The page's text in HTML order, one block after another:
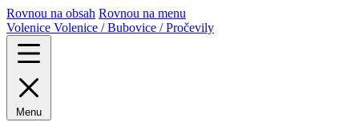
Rovnou na obsah Rovnou na menu
Volenice Volenice / Bubovice / Pročevily
Menu